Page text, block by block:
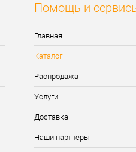
Помощь и
Главная
Каталог
Распродажа
Услуги
Доставка
Наши партнёры